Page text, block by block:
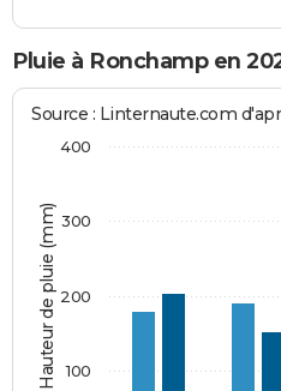
Pluie à Ronchamp en
Hauteur de pluie (mm)
Source : Linternaute.com
100
200
300
400